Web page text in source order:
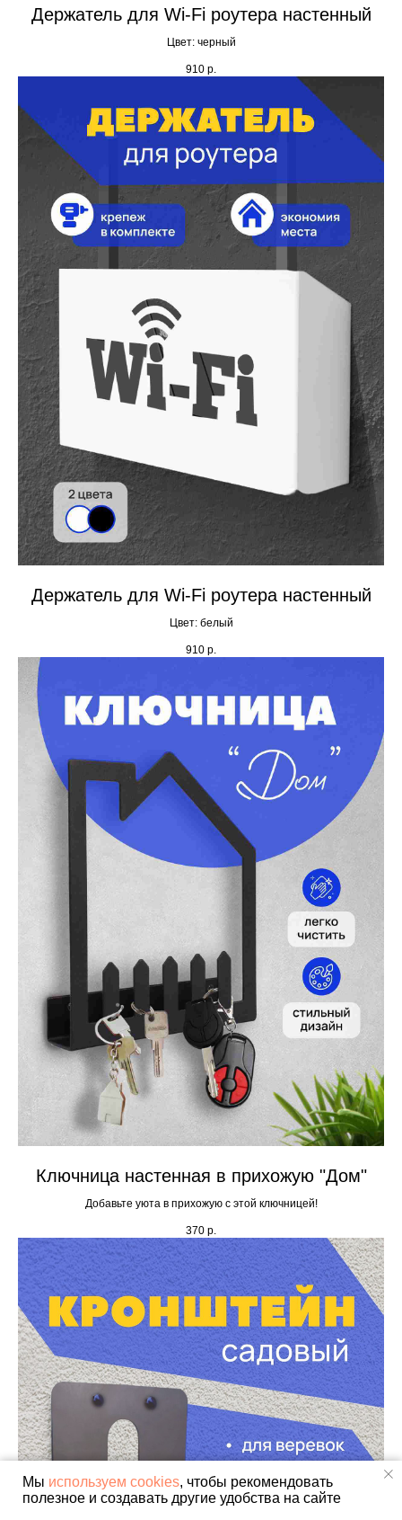
Держатель для Wi-Fi роутера настенный
Цвет: черный
910 р.
Держатель для Wi-Fi роутера настенный
Цвет: белый
910 р.
Ключница настенная в прихожую "Дом"
Добавьте уюта в прихожую с этой ключницей!
370 р.
Мы используем cookies, чтобы рекомендовать
полезное и создавать другие удобства на сайте